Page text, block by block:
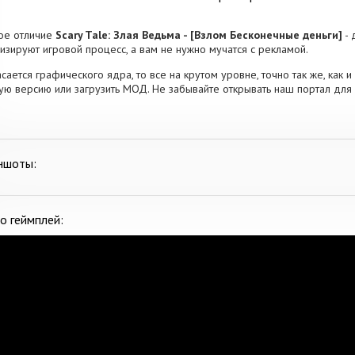
отличие Scary Tale: Злая Ведьма - [Взлом Бесконечные деньги] -
игровой процесс, а вам не нужно мучатся с рекламой.
графического ядра, то все на крутом уровне, точно так же, как
версию или загрузить МОД. Не забывайте открывать наш портал для
геймплей: